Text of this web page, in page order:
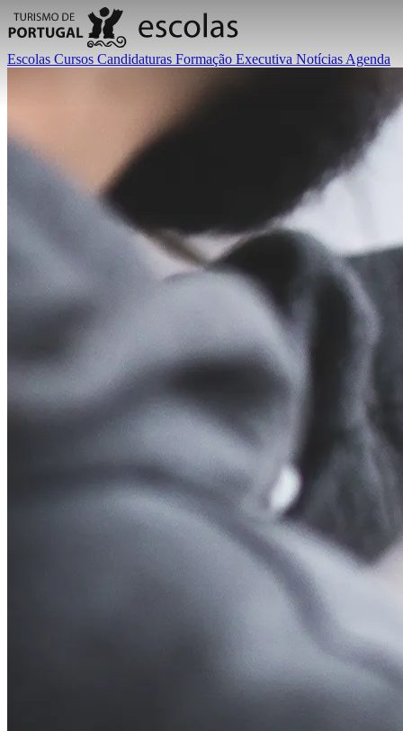
Escolas Cursos Candidaturas Formação Executiva Notícias Agenda